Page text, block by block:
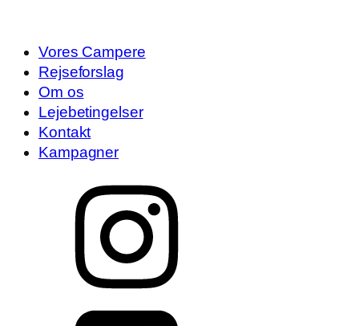
Vores Campere
Rejseforslag
Om os
Lejebetingelser
Kontakt
Kampagner